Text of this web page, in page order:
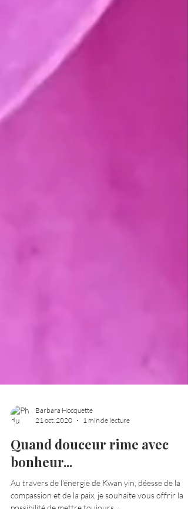
Barbara Hocquette
21 oct. 2020
Quand douceur rime avec
bonheur...